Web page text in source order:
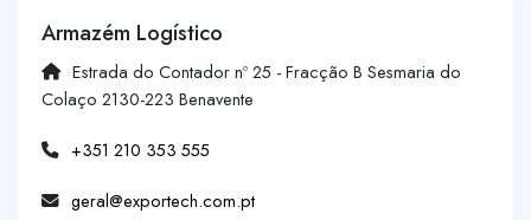
Armazém Logístico
Estrada do Contador nº 25 - Fracção B Sesmaria do
Colaço 2130-223 Benavente
+351 210 353 555
geral@exportech.com.pt